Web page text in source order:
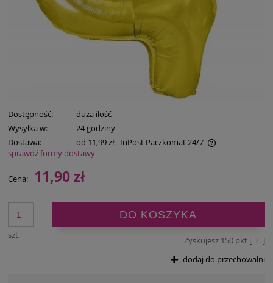
Dostępność:
duża ilość
Wysyłka w:
24 godziny
Dostawa:
od 11,99 zł- InPost Paczkomat 24/7
Cena nie zawiera ewentualnych kosztów płatności
sprawdź formy dostawy
Cena: 11,90 zł
szt.
DO KOSZYKA
Zyskujesz 150pkt [ ? ]
dodaj do przechowalni